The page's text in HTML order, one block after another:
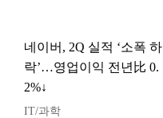
네이버, 2Q 실적 ‘소폭 하
락’…영업이익 전년比 0.
2%↓
IT/과학